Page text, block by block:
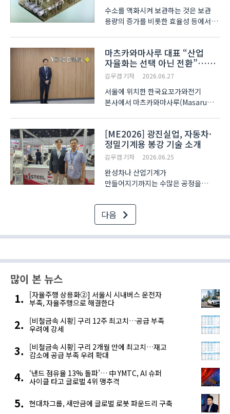
수소를 액화시켜 보관하는 것은 보관
용량의 증가를 비롯한 효율성 등에서
화두가 되고 있는 시점에서
수소는한국이 선도할 수 있는 새로운
에너지원으로 각광받고 있다. (..
마츠카와마사루 대표 “산업
자율화는 선택 아닌 전환”…
한국요꼬가와전기, 반도체?
나선다
김우겸 기자 2026.06.27
서울에 위치한 한국요꼬가와전기
본사에서 마츠카와마사루(Masaru
소감과 함께 산업 자율화(Industrial
Autonomy), AI 기반 플랜트 운영
전략, 반도체•에너지 산업 대응 방향,
한국..
[ME2026] 광진실업, 자동차·
정밀기계용 봉강 기술 소개
김우겸 기자 2026.06.25
완성차나 산업기계가
만들어지기까지는 수많은 공정을
기계 구조와 구동부의 성능을 결정하는
철강 소재가 공급된다. 자동차의
구동축과 산업기계의 회전축, 조선
기자재의 핵심 구조물 역시 일정한
다음
많이 본 뉴스
[자율주행 상용화②] 서울시 시내버스 운전자
부족, 자율주행으로 해결한다
[비철금속 시황] 구리 12주 최고치…공급 부족
우려에 강세
[비철금속 시황] 구리 2개월 만에 최고치…재고
감소에 공급 부족 우려 확대
‘낸드 점유율 13% 돌파’… 中 YMTC, AI 슈퍼
사이클 타고 글로벌 4위 맹추격
현대차그룹, 새만금에 글로벌 로봇 파운드리 구축